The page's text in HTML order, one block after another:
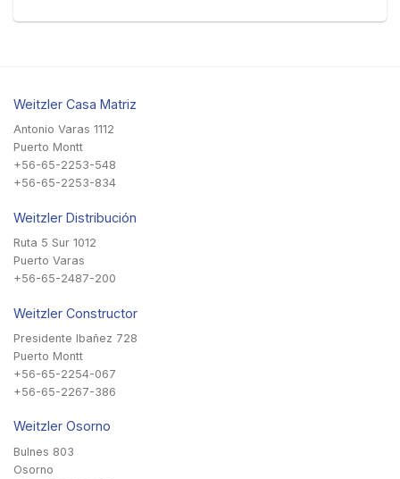
Weitzler Casa Matriz
Antonio Varas 1112
Puerto Montt
+56-65-2253-548
+56-65-2253-834
Weitzler Distribución
Ruta 5 Sur 1012
Puerto Varas
+56-65-2487-200
Weitzler Constructor
Presidente Ibañez 728
Puerto Montt
+56-65-2254-067
+56-65-2267-386
Weitzler Osorno
Bulnes 803
Osorno